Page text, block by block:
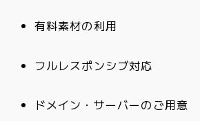
有料素材の利用
フルレスポンシブ対応
ドメイン・サーバーのご用意